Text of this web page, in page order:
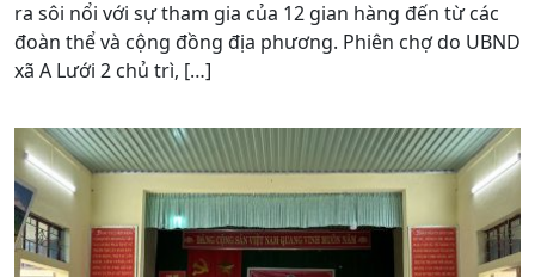
ra sôi nổi với sự tham gia của 12 gian hàng đến từ các
đoàn thể và cộng đồng địa phương. Phiên chợ do UBND
xã A Lưới 2 chủ trì, […]